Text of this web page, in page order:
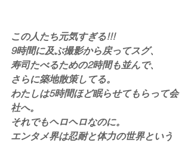
この人たち元気すぎる!!!
9時間に及ぶ撮影から戻ってスグ、
寿司たべるための2時間も並んで、
さらに築地散策してる。
わたしは5時間ほど眠らせてもらって会
社へ。
それでもヘロヘロなのに。
エンタメ界は忍耐と体力の世界という